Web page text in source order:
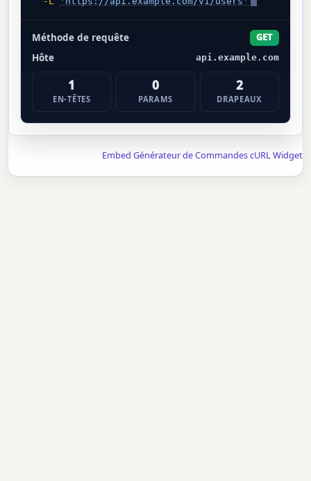
Méthode de requête GET
Hôte api.example.com
1
EN-TÊTES
0
PARAMS
2
DRAPEAUX
Embed Générateur de Commandes cURL Widget